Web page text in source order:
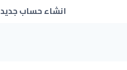
انشاء حساب جديد